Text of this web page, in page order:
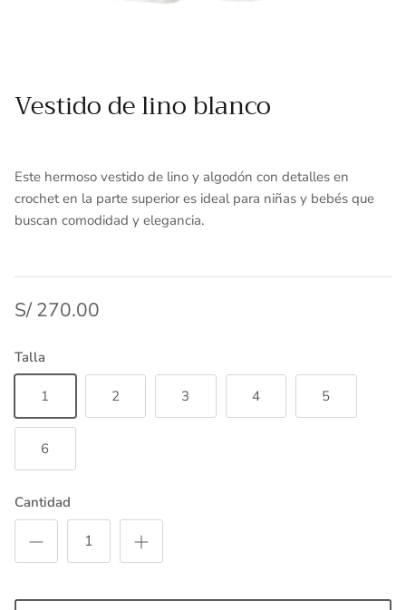
Varios
Vestido de lino blanco
Este hermoso vestido de lino y algodón con detalles en
crochet en la parte superior es ideal para niñas y bebés que
buscan comodidad y elegancia.
S/ 270.00
Talla
1 2 3 4 5
6
Cantidad